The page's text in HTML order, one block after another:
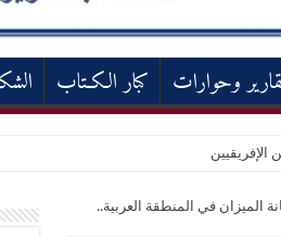
وحوارات كبار الكـتاب
الإفريقيين
الميزان في المنطقة العربية..